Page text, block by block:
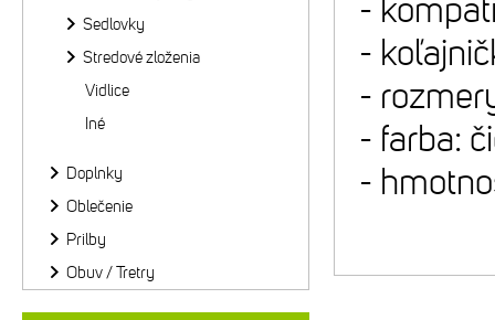
-
-
-
- farba:
-
Sedlovky
Stredové zloženia
Vidlice
Iné
Doplnky
Oblečenie
Prilby
Obuv / Tretry